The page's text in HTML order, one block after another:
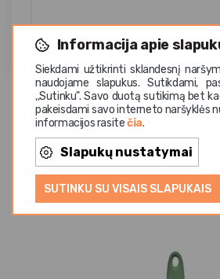
Informacija apie
Siekdami užtikrinti sklandesnį
naudojame slapukus. Sutikdami,
,,Sutinku". Savo duotą sutikimą bet
pakeisdami savo interneto naršyklės
informacijos rasitečia.
Slapukų nustatymai
SUTINKU SU VISAIS SLAPUKAIS
Panašios